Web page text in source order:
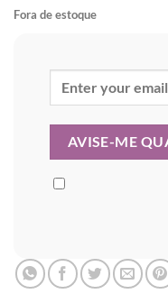
Fora de estoque